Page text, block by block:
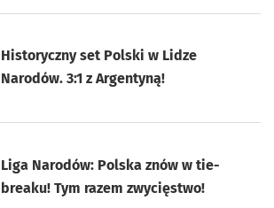
Historyczny set Polski w Lidze
Narodów. 3:1 z Argentyną!
Liga Narodów: Polska znów w tie-
breaku! Tym razem zwycięstwo!